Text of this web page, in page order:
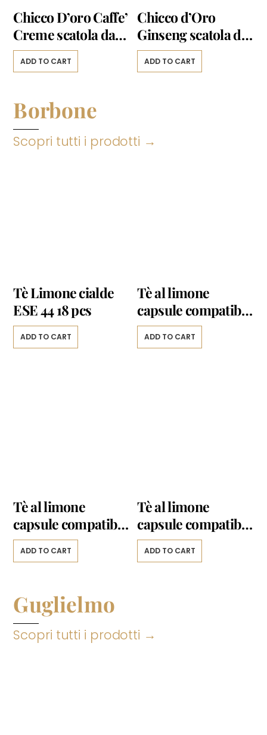
Chicco D’oro Caffe’
Creme scatola da
10 capsule
ADD TO CART
Chicco d’Oro
Ginseng scatola da
10 capsule
ADD TO CART
Borbone
Scopri tutti i prodotti →
Tè Limone cialde
ESE 44 18 pcs
ADD TO CART
Tè al limone
capsule compatibili
Nespresso * 10
capsule
ADD TO CART
Tè al limone
capsule compatibili
Espresso Point 25
capsule
ADD TO CART
Tè al limone
capsule compatibili
Nescafè Dolce
Gusto 16 capsule
ADD TO CART
Guglielmo
Scopri tutti i prodotti →